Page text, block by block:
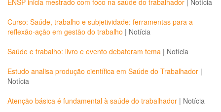
ENSP inicia mestrado com foco na saúde do trabalhador | Notícia
Curso: Saúde, trabalho e subjetividade: ferramentas para a
reflexão-ação em gestão do trabalho | Notícia
Saúde e trabalho: livro e evento debateram tema | Notícia
Estudo analisa produção científica em Saúde do Trabalhador |
Notícia
Atenção básica é fundamental à saúde do trabalhador | Notícia